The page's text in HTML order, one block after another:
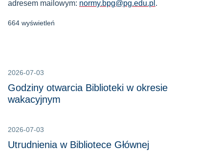
adresem mailowym: normy.bpg@pg.edu.pl .
664 wyświetleń
2026-07-03
Godziny otwarcia Biblioteki w okresie
wakacyjnym
2026-07-03
Utrudnienia w Bibliotece Głównej